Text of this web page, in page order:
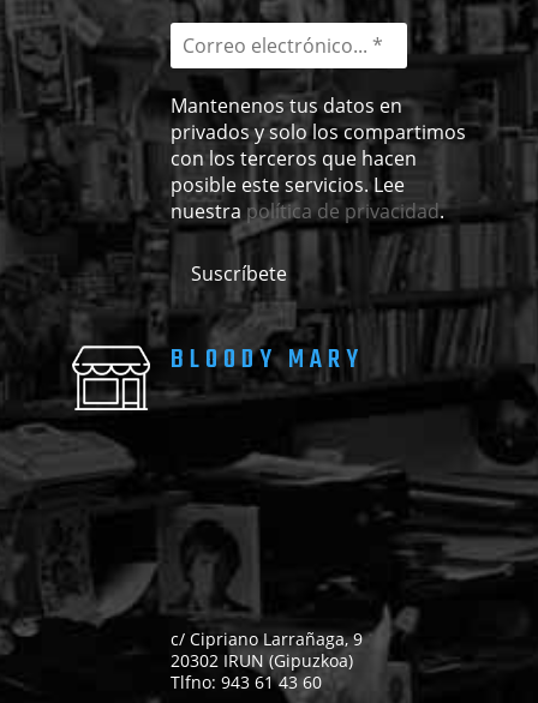
Mantenenos tus datos en
privados y solo los compartimos
con los terceros que hacen
posible este servicios. Lee
nuestra política de privacidad.
BLOODY MARY
c/ Cipriano Larrañaga, 9
20302 IRUN (Gipuzkoa)
Tlfno: 943 61 43 60